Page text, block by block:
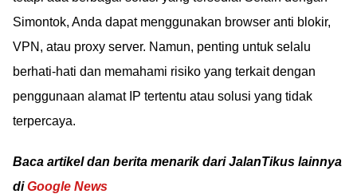
Simontok, Anda dapat menggunakan browser anti blokir,
VPN, atau proxy server. Namun, penting untuk selalu
berhati-hati dan memahami risiko yang terkait dengan
penggunaan alamat IP tertentu atau solusi yang tidak
terpercaya.
Baca artikel dan berita menarik dari JalanTikus lainnya
diGoogle News